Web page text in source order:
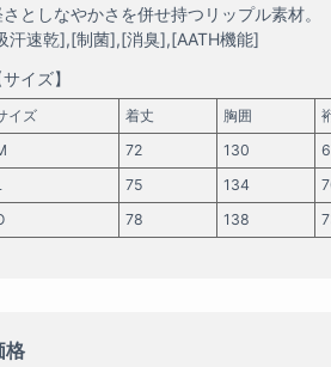
としなやかさを併せ持つリップル素材。
汗速乾],[制菌],[消臭],[AATH機能]
サイズ】
イズ 着丈 胸囲
72 130
75 134
78 138
格